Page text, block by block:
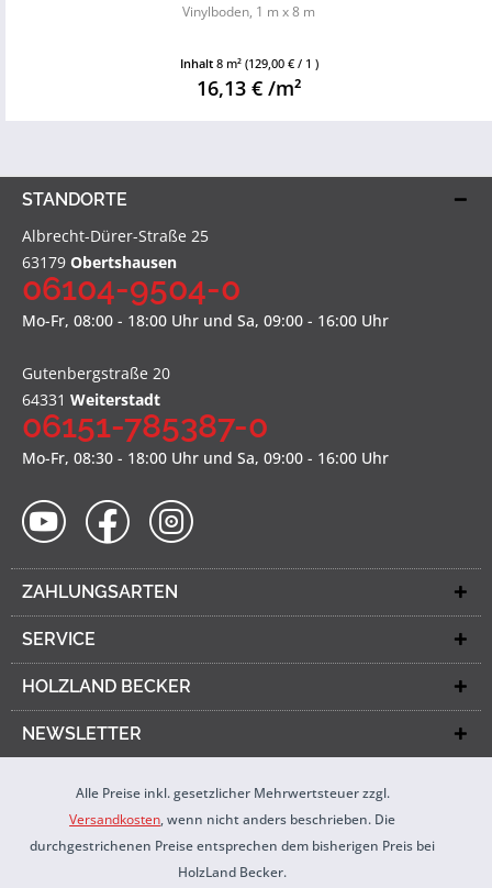
Vinylboden, 1 m x 8 m
Inhalt 8 m² (129,00 € / 1 )
16,13 € /m²
STANDORTE
Albrecht-Dürer-Straße 25
63179 Obertshausen
06104-9504-0
Mo-Fr, 08:00 - 18:00 Uhr und Sa, 09:00 - 16:00 Uhr
Gutenbergstraße 20
64331 Weiterstadt
06151-785387-0
Mo-Fr, 08:30 - 18:00 Uhr und Sa, 09:00 - 16:00 Uhr
ZAHLUNGSARTEN
SERVICE
HOLZLAND BECKER
NEWSLETTER
Alle Preise inkl. gesetzlicher Mehrwertsteuer zzgl.
Versandkosten, wenn nicht anders beschrieben. Die
durchgestrichenen Preise entsprechen dem bisherigen Preis bei
HolzLand Becker.